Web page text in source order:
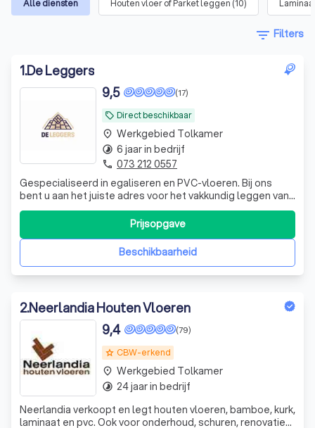
Alle diensten Houten vloer of Parket leggen (10)
filter_list Filters
1.De Leggers
local_offer Direct beschikbaar
(17)
9,5
Gespecialiseerd in egaliseren en PVC-vloeren. Bij ons
bent u aan het juiste adres voor het vakkundig leggen van
uw nieuwe vloer. Wij combineren vakmanschap met oog
voor detail en werken alleen met materialen van
topkwaliteit. Wat kunt u van ons verwachten? ✔ Kwaliteit:
We gebruiken uitsluitend hoog
Beschikbaarheid
Prijsopgave
place Werkgebied Tolkamer
timelapse 6 jaar in bedrijf
phone 073 212 0557
2.Neerlandia Houten Vloeren
grade CBW-erkend
(79)
9,4
Neerlandia verkoopt en legt houten vloeren, bamboe, kurk,
laminaat en pvc. Ook voor onderhoud, schuren, renovatie
place Werkgebied Tolkamer
timelapse 24 jaar in bedrijf